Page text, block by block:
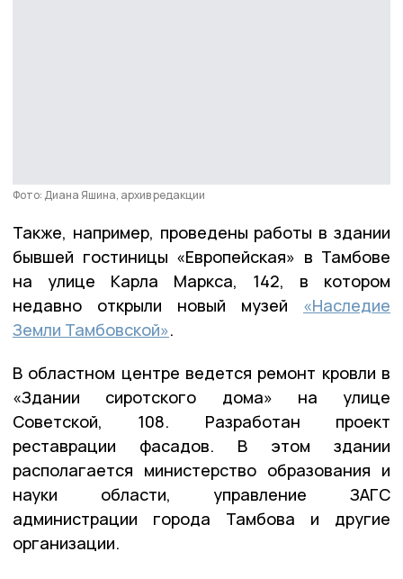
Фото: Диана Яшина, архив редакции
Также, например, проведены работы в здании
бывшей гостиницы «Европейская» в Тамбове
на улице Карла Маркса, 142, в котором
недавно открыли новый музей «Наследие
Земли Тамбовской».
В областном центре ведется ремонт кровли в
«Здании сиротского дома» на улице
Советской, 108. Разработан проект
реставрации фасадов. В этом здании
располагается министерство образования и
науки области, управление ЗАГС
администрации города Тамбова и другие
организации.